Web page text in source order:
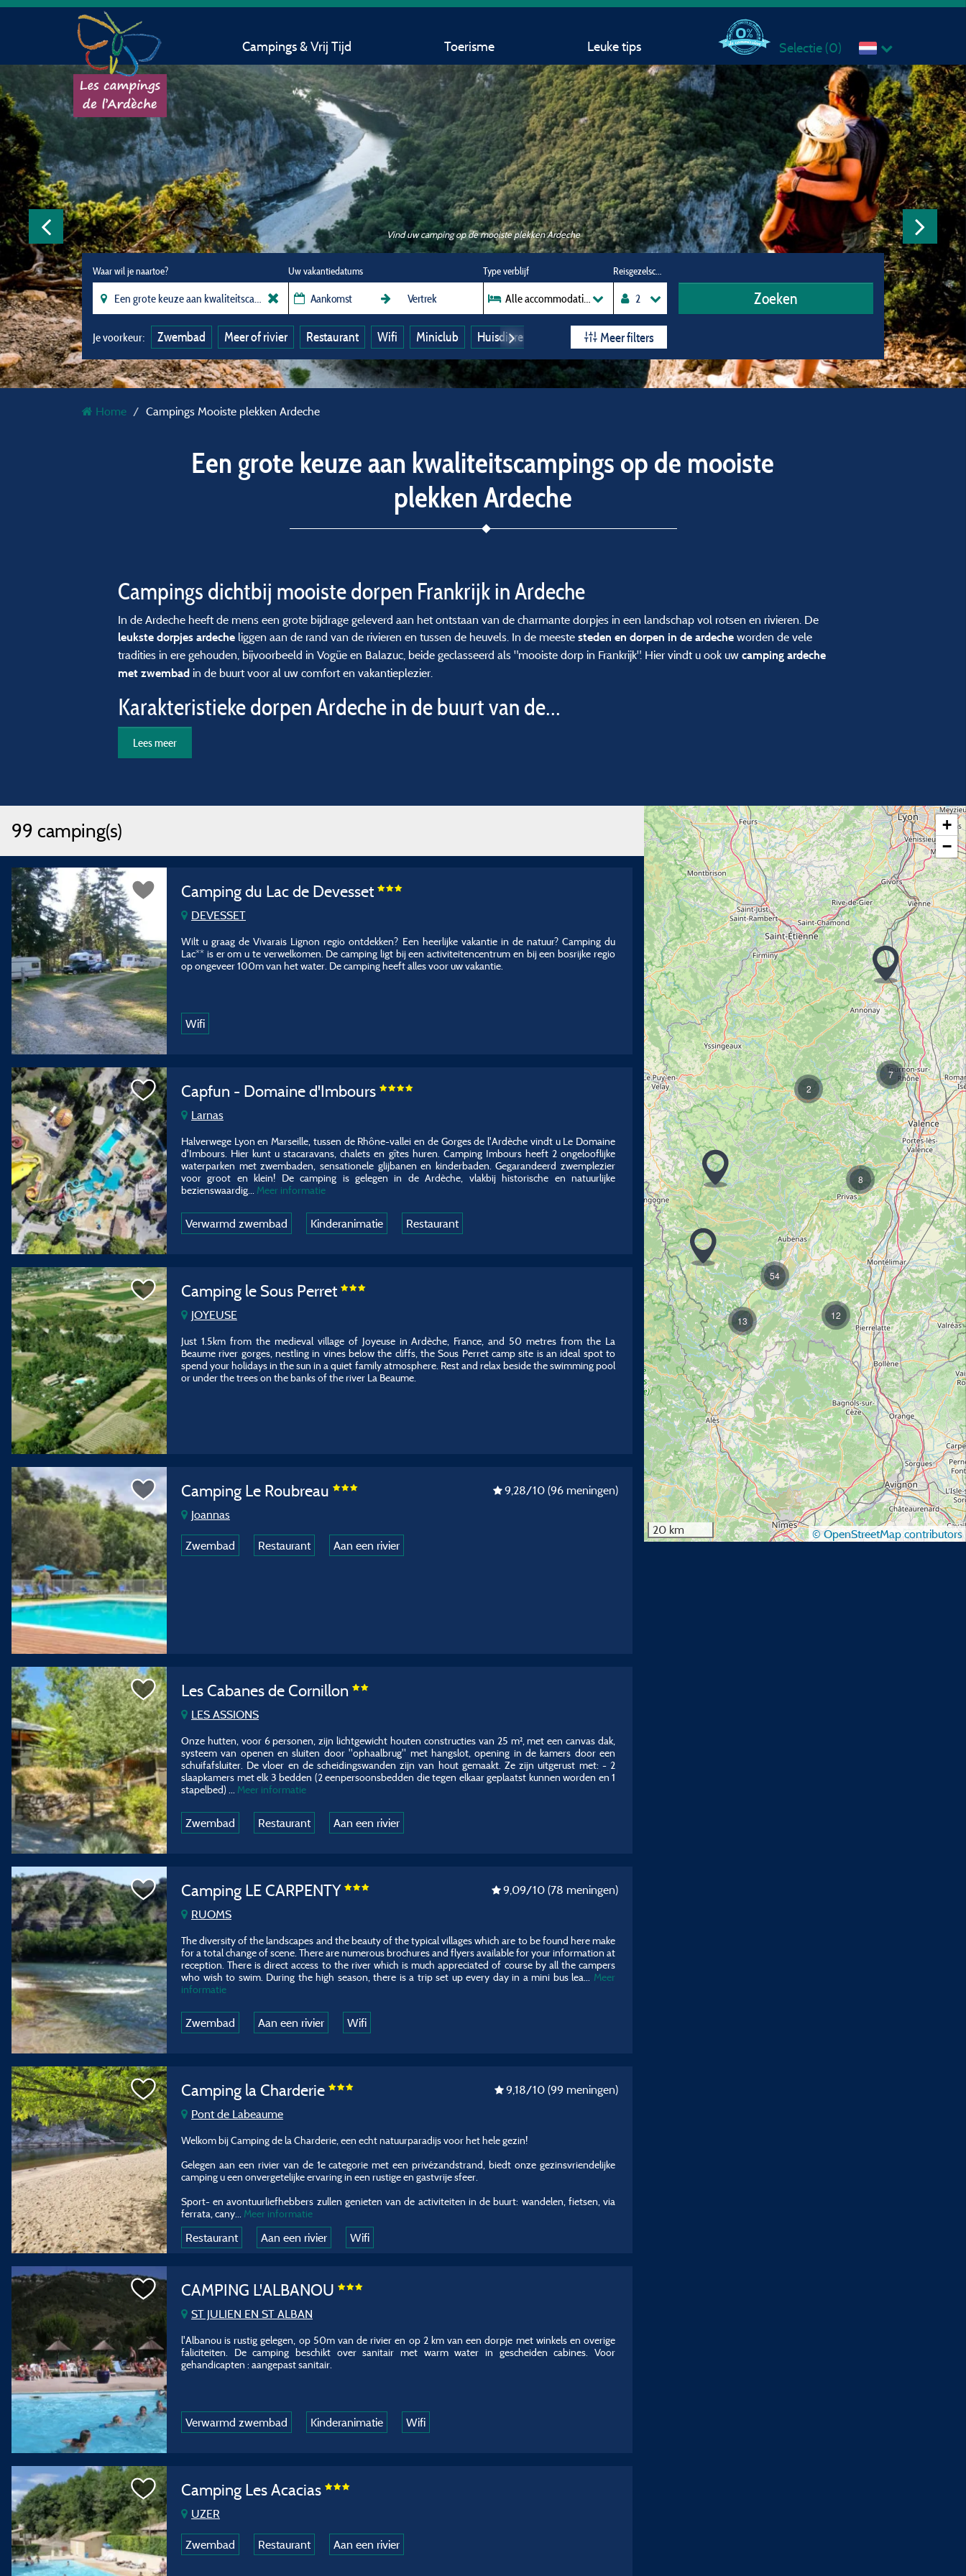
Campings & Vrij Tijd Toerisme Leuke tips Selectie (0)
Vind uw camping op de mooiste plekken Ardeche
Waar wil je naartoe? Uw vakantiedatums Type verblijf
Alle accommodaties
Reisgezelschap
Zoeken
Je voorkeur: Zwembad Meer of rivier Restaurant Wifi Miniclub Huisdieren toegestaan Het hele jaar geopend 3 sterren
Meer filters
Home Campings Mooiste plekken Ardeche
Een grote keuze aan kwaliteitscampings op de mooiste
plekken Ardeche
Campings dichtbij mooiste dorpen Frankrijk in Ardeche
In de Ardeche heeft de mens een grote bijdrage geleverd aan het ontstaan van de charmante dorpjes in een landschap vol rotsen en rivieren. De
leukste dorpjes ardeche liggen aan de rand van de rivieren en tussen de heuvels. In de meeste steden en dorpen in de ardeche worden de vele
tradities in ere gehouden, bijvoorbeeld in Vogüe en Balazuc, beide geclasseerd als "mooiste dorp in Frankrijk". Hier vindt u ook uw camping ardeche
met zwembad in de buurt voor al uw comfort en vakantieplezier.
Karakteristieke dorpen Ardeche in de buurt van de...
Lees meer
99 camping(s)
Camping du Lac de Devesset
DEVESSET
Wilt u graag de Vivarais Lignon regio ontdekken? Een heerlijke vakantie in de natuur? Camping du
Lac** is er om u te verwelkomen. De camping ligt bij een activiteitencentrum en bij een bosrijke regio
op ongeveer 100m van het water. De camping heeft alles voor uw vakantie.
Wifi
Capfun - Domaine d'Imbours
Larnas
Halverwege Lyon en Marseille, tussen de Rhône-vallei en de Gorges de l'Ardèche vindt u Le Domaine
d'Imbours. Hier kunt u stacaravans, chalets en gîtes huren. Camping Imbours heeft 2 ongelooflijke
waterparken met zwembaden, sensationele glijbanen en kinderbaden. Gegarandeerd zwemplezier
voor groot en klein! De camping is gelegen in de Ardèche, vlakbij historische en natuurlijke
bezienswaardig... Meer informatie
Verwarmd zwembad Kinderanimatie Restaurant
Camping le Sous Perret
JOYEUSE
Just 1.5km from the medieval village of Joyeuse in Ardèche, France, and 50 metres from the La
Beaume river gorges, nestling in vines below the cliffs, the Sous Perret camp site is an ideal spot to
spend your holidays in the sun in a quiet family atmosphere. Rest and relax beside the swimming pool
or under the trees on the banks of the river La Beaume.
Camping Le Roubreau
Joannas
9,28/10 (96 meningen)
Zwembad Restaurant Aan een rivier
Les Cabanes de Cornillon
LES ASSIONS
Onze hutten, voor 6 personen, zijn lichtgewicht houten constructies van 25 m², met een canvas dak,
systeem van openen en sluiten door "ophaalbrug" met hangslot, opening in de kamers door een
schuifafsluiter. De vloer en de scheidingswanden zijn van hout gemaakt. Ze zijn uitgerust met: - 2
slaapkamers met elk 3 bedden (2 eenpersoonsbedden die tegen elkaar geplaatst kunnen worden en 1
stapelbed)
Meer informatie
Zwembad Restaurant Aan een rivier
Camping LE CARPENTY
RUOMS
9,09/10 (78 meningen)
The diversity of the landscapes and the beauty of the typical villages which are to be found here make
for a total change of scene. There are numerous brochures and flyers available for your information at
reception. There is direct access to the river which is much appreciated of course by all the campers
who wish to swim. During the high season, there is a trip set up every day in a mini bus lea... Meer
informatie
Zwembad Aan een rivier Wifi
Camping la Charderie
Pont de Labeaume
9,18/10 (99 meningen)
Welkom bij Camping de la Charderie, een echt natuurparadijs voor het hele gezin!
Gelegen aan een rivier van de 1e categorie met een privézandstrand, biedt onze gezinsvriendelijke
camping u een onvergetelijke ervaring in een rustige en gastvrije sfeer.
Sport- en avontuurliefhebbers zullen genieten van de activiteiten in de buurt: wandelen, fietsen, via
ferrata, cany
Meer informatie
Restaurant Aan een rivier Wifi
CAMPING L'ALBANOU
ST JULIEN EN ST ALBAN
l'Albanou is rustig gelegen, op 50m van de rivier en op 2 km van een dorpje met winkels en overige
faliciteiten. De camping beschikt over sanitair met warm water in gescheiden cabines. Voor
gehandicapten : aangepast sanitair.
Verwarmd zwembad Kinderanimatie Wifi
Camping Les Acacias
UZER
Zwembad Restaurant Aan een rivier
12
13
54
2
7
8
+
−
20 km © OpenStreetMap contributors